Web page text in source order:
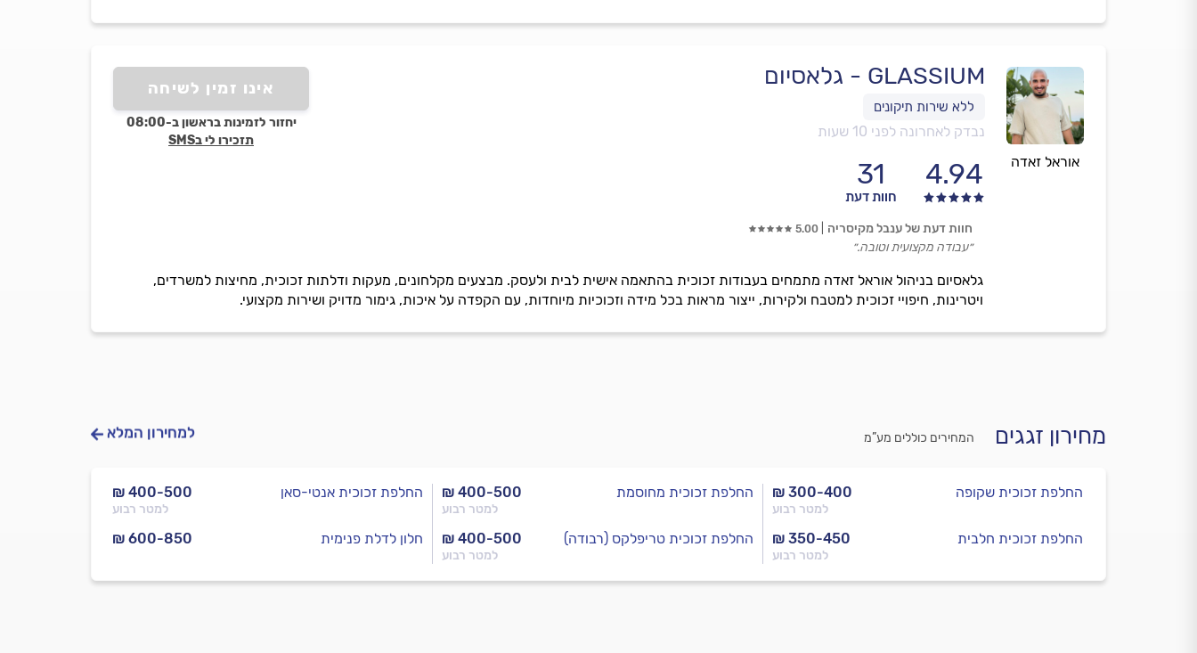
אוראל זאדה
GLASSIUM - גלאסיום
נבדק לאחרונה לפני 10 שעות
4.94
31
חוות דעת
אינו זמין לשיחה
יחזור לזמינות בראשון ב-08:00
תזכירו לי בSMS
גלאסיום בניהול אוראל זאדה מתמחים בעבודות זכוכית בהתאמה אישית לבית ולעסק. מבצעים מקלחונים, מעקות ודלתות זכוכית, מחיצות למשרדים,
ויטרינות, חיפויי זכוכית למטבח ולקירות, ייצור מראות בכל מידה וזכוכיות מיוחדות, עם הקפדה על איכות, גימור מדויק ושירות מקצועי.
חוות דעת של ענבל מקיסריה 5.00
״עבודה מקצועית וטובה.״
מחירון זגגים המחירים כוללים מע”מ למחירון המלא
₪ 300-400
למטר רבוע
החלפת זכוכית שקופה
₪ 350-450
למטר רבוע
החלפת זכוכית חלבית
₪ 400-500
למטר רבוע
החלפת זכוכית מחוסמת
₪ 400-500
למטר רבוע
החלפת זכוכית טריפלקס (רבודה)
₪ 400-500
למטר רבוע
החלפת זכוכית אנטי-סאן
₪ 600-850 חלון לדלת פנימית